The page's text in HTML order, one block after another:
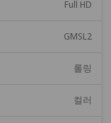
Full HD
GMSL2
롤링
컬러